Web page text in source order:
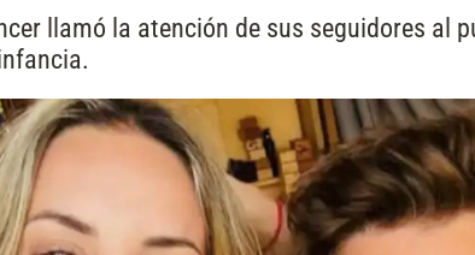
llamó la atención de sus seguidores al